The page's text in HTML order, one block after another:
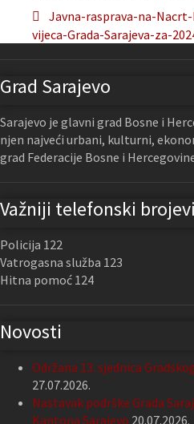
Javna-rasprava-na-
vijeca-Grada-Sarajeva-za-
Grad Sarajevo
Sarajevo je glavni grad Bosne i
njen najveći urbani, kulturni,
grad Federacije Bosne i
Važniji telefonski brojevi
Policija 122
Vatrogasna služba 123
Hitna pomoć 124
Novosti
Održana 13. sjednica
27.07.2026.
Nastavak podrške Grada
Kantona Sarajevo 20.07.2026.